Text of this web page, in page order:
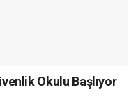
Okulu Başlıyor